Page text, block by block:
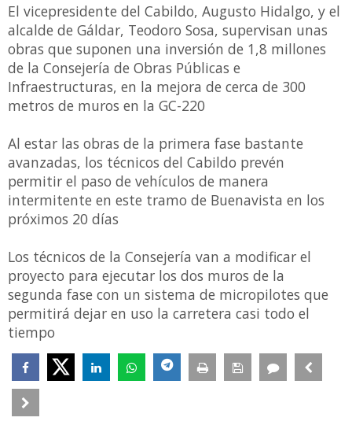
El vicepresidente del Cabildo, Augusto Hidalgo, y el
alcalde de Gáldar, Teodoro Sosa, supervisan unas
obras que suponen una inversión de 1,8 millones
de la Consejería de Obras Públicas e
Infraestructuras, en la mejora de cerca de 300
metros de muros en la GC-220
Al estar las obras de la primera fase bastante
avanzadas, los técnicos del Cabildo prevén
permitir el paso de vehículos de manera
intermitente en este tramo de Buenavista en los
próximos 20 días
Los técnicos de la Consejería van a modificar el
proyecto para ejecutar los dos muros de la
segunda fase con un sistema de micropilotes que
permitirá dejar en uso la carretera casi todo el
tiempo